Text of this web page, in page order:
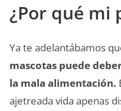
¿Por qué mi
Ya te adelantábamos
mascotas puede
la mala alimentación.
ajetreada vida apenas